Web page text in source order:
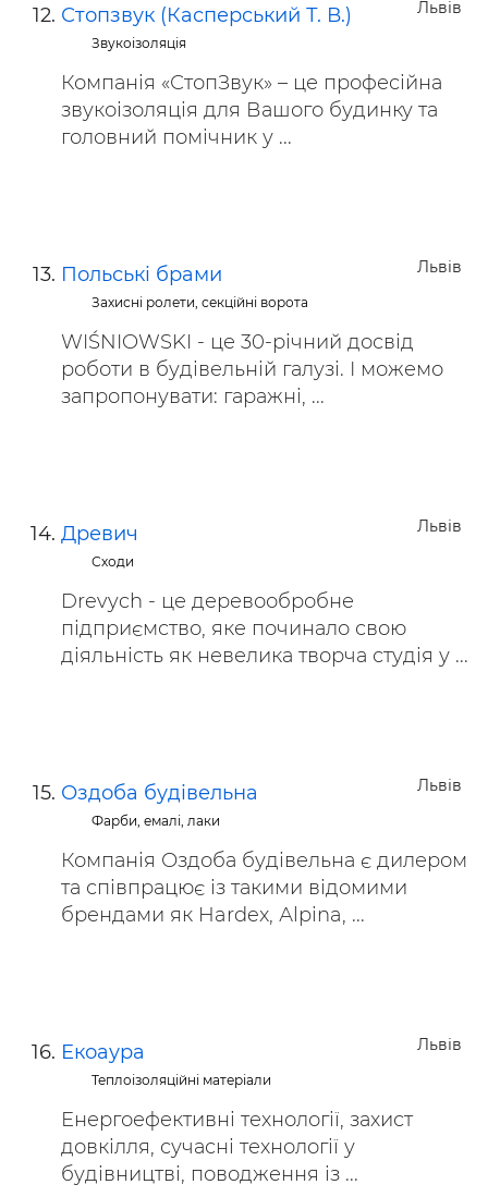
Львів
Стопзвук (Касперський Т. В.)
Звукоізоляція
Компанія «СтопЗвук» – це професійна
звукоізоляція для Вашого будинку та
головний помічник у ...
Львів
Польські брами
Захисні ролети, секційні ворота
WIŚNIOWSKI - це 30-річний досвід
роботи в будівельній галузі. І можемо
запропонувати: гаражні, ...
Львів
Древич
Сходи
Drevych - це деревообробне
підприємство, яке починало свою
діяльність як невелика творча студія у ...
Львів
Оздоба будівельна
Фарби, емалі, лаки
Компанія Оздоба будівельна є дилером
та співпрацює із такими відомими
брендами як Hardex, Аlpina, ...
Львів
Екоаура
Теплоізоляційні матеріали
Енергоефективні технології, захист
довкілля, сучасні технології у
будівництві, поводження із ...